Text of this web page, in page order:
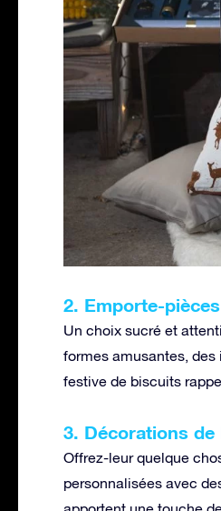
2. Emporte-
Un choix sucré et
formes amusantes,
festive de biscuits
3. Décorations de
Offrez-leur quelque
personnalisées avec